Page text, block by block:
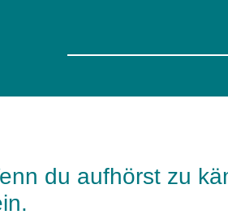
du aufhörst zu